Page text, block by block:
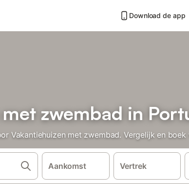
Download de app
zwembad in
Vakantiehuizen met zwembad. Vergelijk en
Aankomst Vertrek